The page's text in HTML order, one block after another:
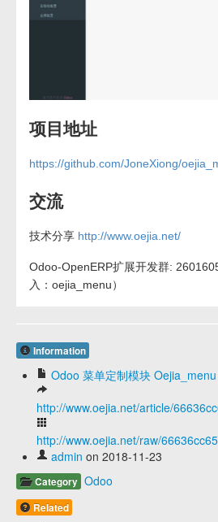
项目地址
https://github.com/JoneXiong/
交流
技术分享 http://www.oejia.net/
Odoo-OpenERP扩展开发群:
入：oejia_menu）
Information
Odoo 菜单定制模块 Oejia_menu
http://www.oejia.net/article/
http://www.oejia.net/raw/
admin on 2018-11-23
Category Odoo
Related